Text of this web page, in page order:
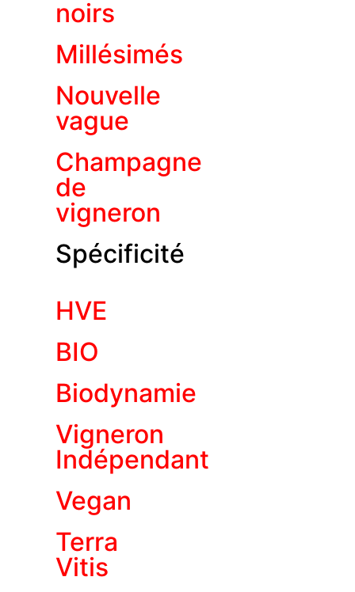
noirs
Millésimés
Nouvelle
vague
Champagne
de
vigneron
Spécificité
HVE
BIO
Biodynamie
Vigneron
Indépendant
Vegan
Terra
Vitis